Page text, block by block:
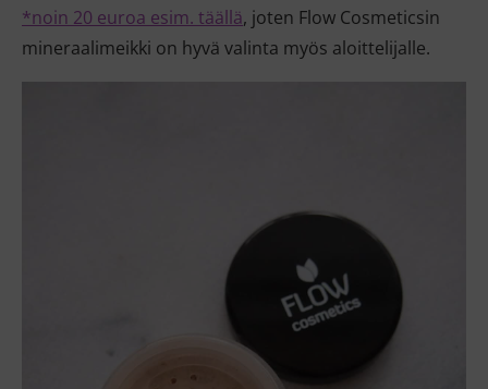
*noin 20 euroa esim. täällä, joten Flow Cosmeticsin
mineraalimeikki on hyvä valinta myös aloittelijalle.